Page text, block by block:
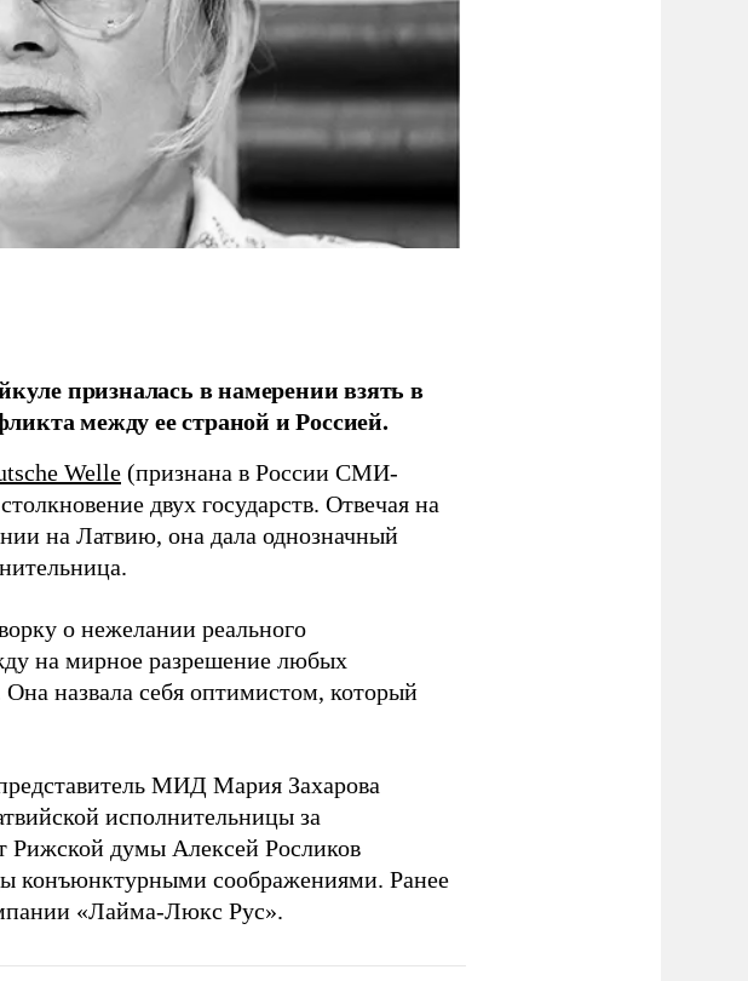
призналась в намерении взять в
между ее страной и Россией.
Welle (признана в России СМИ-
двух государств. Отвечая на
на Латвию, она дала однозначный
о нежелании реального
на мирное разрешение любых
назвала себя оптимистом, который
МИД Мария Захарова
исполнительницы за
Рижской думы Алексей Росликов
конъюнктурными соображениями. Ранее
«Лайма-Люкс Рус».